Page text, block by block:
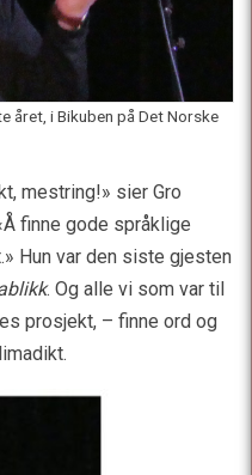
i Bikuben på Det Norske
mestring!» sier Gro
finne gode språklige
Hun var den siste gjesten
. Og alle vi som var til
prosjekt, – finne ord og